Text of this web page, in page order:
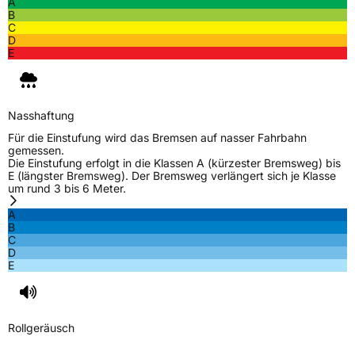
SchlauchtypTL
ZustandNeureifen
M+S
VerstärktXL
EU Label
EffizienzC
Fahrzeugklasse
B
C
D
E
Nasshaftung
Für die Einstufung wird das Bremsen auf nasser Fahrbahn
gemessen.
Die Einstufung erfolgt in die Klassen A (kürzester Bremsweg) bis
E (längster Bremsweg). Der Bremsweg verlängert sich je Klasse
um rund 3 bis 6 Meter.
A
B
C
D
E
Rollgeräusch